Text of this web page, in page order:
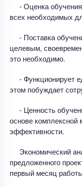
- Оценка
всех необходимых
- Поставка
целевым,
это необходимо.
- Функционирует
этом побуждает
- Ценность
основе комплексной
эффективности.
Экономический
предложенного
первый месяц